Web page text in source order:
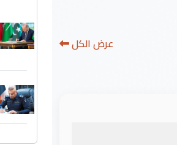
عرض الكل